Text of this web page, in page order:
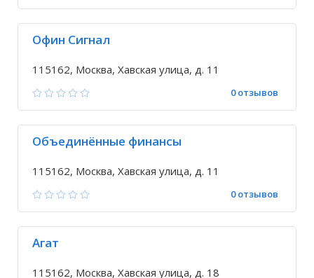
Офин Сигнал
115162, Москва, Хавская улица, д. 11
0 отзывов
Объединённые финансы
115162, Москва, Хавская улица, д. 11
0 отзывов
Агат
115162, Москва, Хавская улица, д. 18